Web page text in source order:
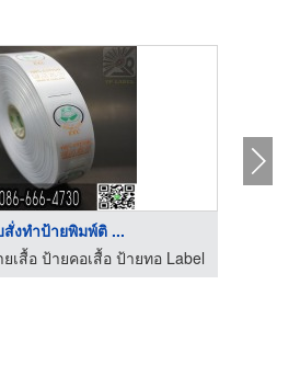
สั่งทำป้ายพิมพ์ติ ...
เสื้อ ป้ายคอเสื้อ ป้ายทอ Label